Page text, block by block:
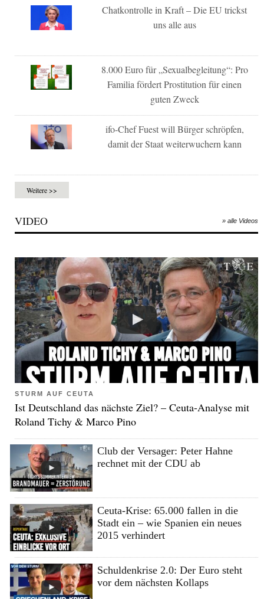
Chatkontrolle in Kraft – Die EU trickst
uns alle aus
8.000 Euro für „Sexualbegleitung“: Pro
Familia fördert Prostitution für einen
guten Zweck
ifo-Chef Fuest will Bürger schröpfen,
damit der Staat weiterwuchern kann
Weitere >>
VIDEO » alle Videos
STURM AUF CEUTA
Ist Deutschland das nächste Ziel? – Ceuta-Analyse mit
Roland Tichy & Marco Pino
Club der Versager: Peter Hahne
rechnet mit der CDU ab
Ceuta-Krise: 65.000 fallen in die
Stadt ein – wie Spanien ein neues
2015 verhindert
Schuldenkrise 2.0: Der Euro steht
vor dem nächsten Kollaps